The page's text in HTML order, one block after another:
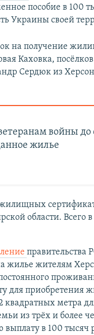
пособие в 100
Украины своей
на получение
Каховка,
Сердюк из
войны до
жилье
области. Всего в
правительства
жилье жителям
для приобретения
квадратных метра
из трёх и более
в 100 тысяч